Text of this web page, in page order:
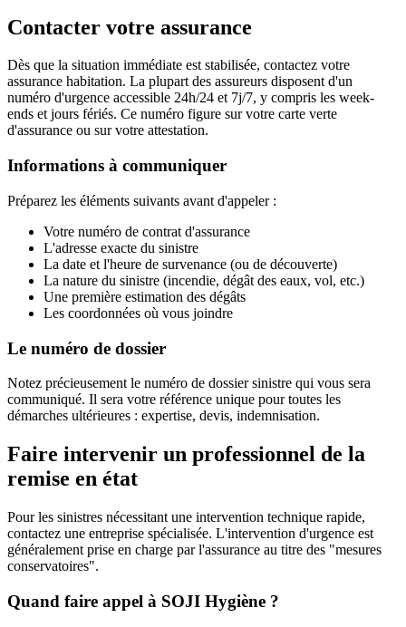
Contacter votre assurance
Dès que la situation immédiate est stabilisée, contactez votre
assurance habitation. La plupart des assureurs disposent d'un
numéro d'urgence accessible 24h/24 et 7j/7, y compris les week-
ends et jours fériés. Ce numéro figure sur votre carte verte
d'assurance ou sur votre attestation.
Informations à communiquer
Préparez les éléments suivants avant d'appeler :
Votre numéro de contrat d'assurance
L'adresse exacte du sinistre
La date et l'heure de survenance (ou de découverte)
La nature du sinistre (incendie, dégât des eaux, vol, etc.)
Une première estimation des dégâts
Les coordonnées où vous joindre
Le numéro de dossier
Notez précieusement le numéro de dossier sinistre qui vous sera
communiqué. Il sera votre référence unique pour toutes les
démarches ultérieures : expertise, devis, indemnisation.
Faire intervenir un professionnel de la
remise en état
Pour les sinistres nécessitant une intervention technique rapide,
contactez une entreprise spécialisée. L'intervention d'urgence est
généralement prise en charge par l'assurance au titre des "mesures
conservatoires".
Quand faire appel à SOJI Hygiène ?